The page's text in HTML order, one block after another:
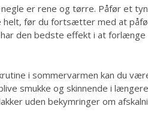
negle er rene og tørre. Påfør et
helt, før du fortsætter med at
den bedste effekt i at forlænge
i sommervarmen kan du
smukke og skinnende i længere
uden bekymringer om